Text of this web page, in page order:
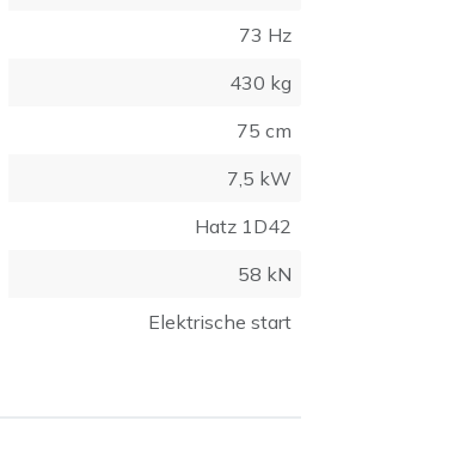
73 Hz
430 kg
75 cm
7,5 kW
Hatz 1D42
58 kN
Elektrische start